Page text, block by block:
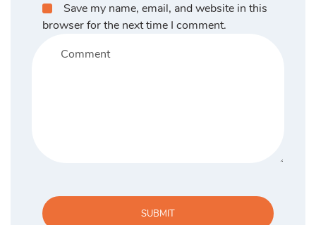
Save my name, email, and website in this
browser for the next time I comment.
SUBMIT